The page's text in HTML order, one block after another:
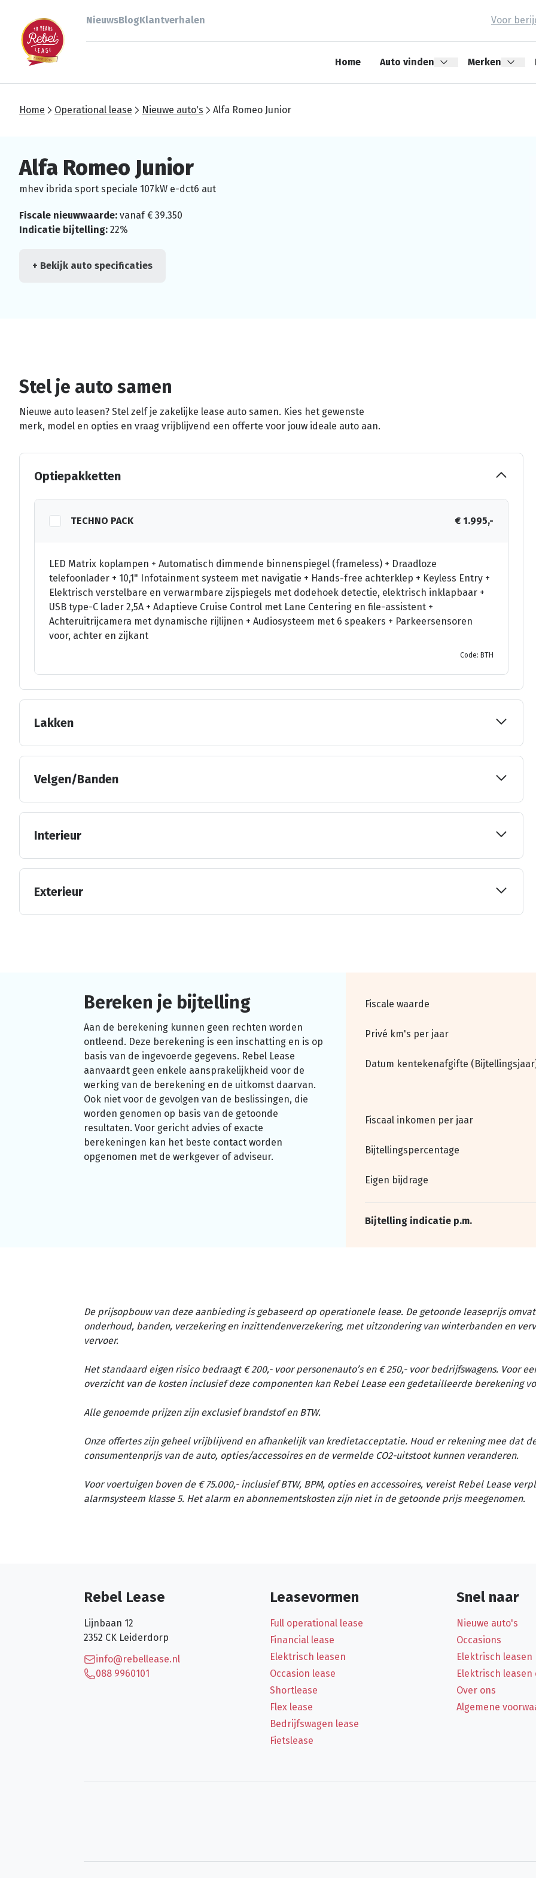
NieuwsBlogKlantverhalen Voor
Home Auto vinden Merken
Home Operational lease Nieuwe auto's Alfa Romeo Junior
Alfa Romeo Junior
mhev ibrida sport speciale 107kW e-dct6 aut
Fiscale nieuwwaarde: vanaf € 39.350
Indicatie bijtelling: 22%
+ Bekijk auto specificaties
Stel je auto samen
Nieuwe auto leasen? Stel zelf je zakelijke lease auto samen. Kies het gewenste
merk, model en opties en vraag vrijblijvend een offerte voor jouw ideale auto aan.
Optiepakketten
TECHNO PACK € 1.995,-
LED Matrix koplampen + Automatisch dimmende binnenspiegel (frameless) + Draadloze
telefoonlader + 10,1" Infotainment systeem met navigatie + Hands-free achterklep + Keyless Entry +
Elektrisch verstelbare en verwarmbare zijspiegels met dodehoek detectie, elektrisch inklapbaar +
USB type-C lader 2,5A + Adaptieve Cruise Control met Lane Centering en file-assistent +
Achteruitrijcamera met dynamische rijlijnen + Audiosysteem met 6 speakers + Parkeersensoren
voor, achter en zijkant
Code: BTH
Lakken
Velgen/Banden
Interieur
Exterieur
Bereken je bijtelling
Aan de berekening kunnen geen rechten worden
ontleend. Deze berekening is een inschatting en is op
basis van de ingevoerde gegevens. Rebel Lease
aanvaardt geen enkele aansprakelijkheid voor de
werking van de berekening en de uitkomst daarvan.
Ook niet voor de gevolgen van de beslissingen, die
worden genomen op basis van de getoonde
resultaten. Voor gericht advies of exacte
berekeningen kan het beste contact worden
opgenomen met de werkgever of adviseur.
Fiscale waarde
Privé km's per jaar
Datum kentekenafgifte
Fiscaal inkomen per jaar
Bijtellingspercentage
Eigen bijdrage
Bijtelling indicatie p.m.
De prijsopbouw van deze aanbieding is gebaseerd op operationele lease. De getoonde leaseprijs
onderhoud, banden, verzekering en inzittendenverzekering, met uitzondering van winterbanden en
vervoer.
Het standaard eigen risico bedraagt € 200,- voor personenauto’s en € 250,- voor bedrijfswagens. Voor
overzicht van de kosten inclusief deze componenten kan Rebel Lease een gedetailleerde berekening
Alle genoemde prijzen zijn exclusief brandstof en BTW.
Onze offertes zijn geheel vrijblijvend en afhankelijk van kredietacceptatie. Houd er rekening mee dat
consumentenprijs van de auto, opties/accessoires en de vermelde CO2-uitstoot kunnen veranderen.
Voor voertuigen boven de € 75.000,- inclusief BTW, BPM, opties en accessoires, vereist Rebel Lease
alarmsysteem klasse 5. Het alarm en abonnementskosten zijn niet in de getoonde prijs meegenomen.
Rebel Lease
Lijnbaan 12
2352 CK Leiderdorp
info@rebellease.nl
088 9960101
Leasevormen
Full operational lease
Financial lease
Elektrisch leasen
Occasion lease
Shortlease
Flex lease
Bedrijfswagen lease
Fietslease
Snel naar
Nieuwe auto's
Occasions
Elektrisch leasen
Elektrisch leasen
Over ons
Algemene